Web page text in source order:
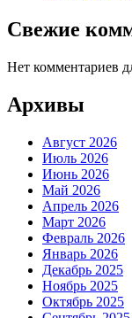
Свежие
Нет комментариев
Архивы
Август 2026
Июль 2026
Июнь 2026
Май 2026
Апрель 2026
Март 2026
Февраль 2026
Январь 2026
Декабрь 2025
Ноябрь 2025
Октябрь 2025